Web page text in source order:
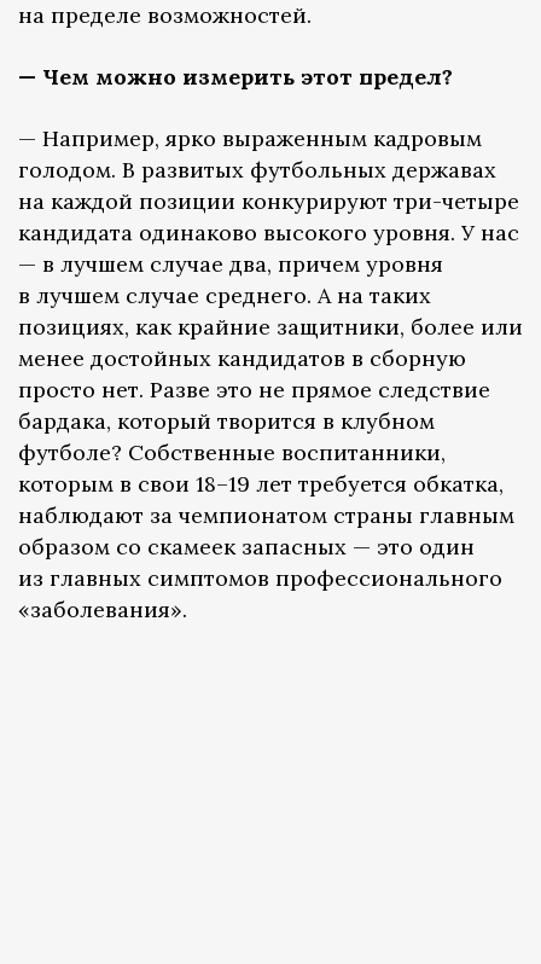
на пределе возможностей.
— Чем можно измерить этот предел?
— Например, ярко выраженным кадровым
голодом. В развитых футбольных державах
на каждой позиции конкурируют три-четыре
кандидата одинаково высокого уровня. У нас
— в лучшем случае два, причем уровня
в лучшем случае среднего. А на таких
позициях, как крайние защитники, более или
менее достойных кандидатов в сборную
просто нет. Разве это не прямое следствие
бардака, который творится в клубном
футболе? Собственные воспитанники,
которым в свои 18–19 лет требуется обкатка,
наблюдают за чемпионатом страны главным
образом со скамеек запасных — это один
из главных симптомов профессионального
«заболевания».